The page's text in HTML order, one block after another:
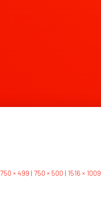
750 × 499 | 750 × 500 | 1516 × 1009